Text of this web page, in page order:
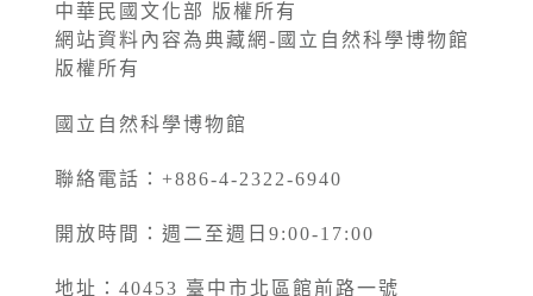
中華民國文化部 版權所有
網站資料內容為典藏網-國立自然科學博物館
版權所有
國立自然科學博物館
聯絡電話：+886-4-2322-6940
開放時間：週二至週日9:00-17:00
地址：40453 臺中市北區館前路一號